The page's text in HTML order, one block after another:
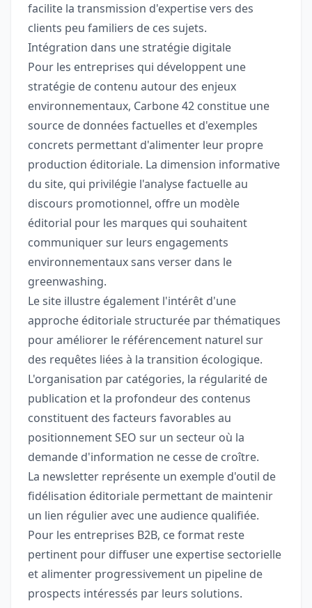
facilite la transmission d'expertise vers des
clients peu familiers de ces sujets.
Intégration dans une stratégie digitale
Pour les entreprises qui développent une
stratégie de contenu autour des enjeux
environnementaux, Carbone 42 constitue une
source de données factuelles et d'exemples
concrets permettant d'alimenter leur propre
production éditoriale. La dimension informative
du site, qui privilégie l'analyse factuelle au
discours promotionnel, offre un modèle
éditorial pour les marques qui souhaitent
communiquer sur leurs engagements
environnementaux sans verser dans le
greenwashing.
Le site illustre également l'intérêt d'une
approche éditoriale structurée par thématiques
pour améliorer le référencement naturel sur
des requêtes liées à la transition écologique.
L'organisation par catégories, la régularité de
publication et la profondeur des contenus
constituent des facteurs favorables au
positionnement SEO sur un secteur où la
demande d'information ne cesse de croître.
La newsletter représente un exemple d'outil de
fidélisation éditoriale permettant de maintenir
un lien régulier avec une audience qualifiée.
Pour les entreprises B2B, ce format reste
pertinent pour diffuser une expertise sectorielle
et alimenter progressivement un pipeline de
prospects intéressés par leurs solutions.